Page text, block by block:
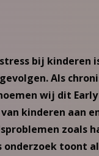
bij
Als
wij dit
kinderen aan
zoals
onderzoek toont